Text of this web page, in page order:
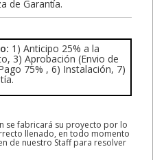
1) Anticipo 25% a la
3) Aprobación (Envio de
75% , 6) Instalación, 7)
se fabricará su proyecto por lo
llenado, en todo momento
de nuestro Staff para resolver